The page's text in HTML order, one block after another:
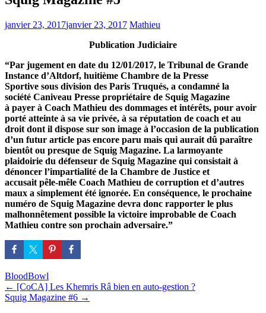
janvier 23, 2017janvier 23, 2017 Mathieu
Publication Judiciaire
“Par jugement en date du 12/01/2017, le Tribunal de Grande
Instance d’Altdorf, huitième Chambre de la Presse
Sportive sous division des Paris Truqués, a condamné la
société Caniveau Presse propriétaire de Squig Magazine
à payer à Coach Mathieu des dommages et intérêts, pour avoir
porté atteinte à sa vie privée, à sa réputation de coach et au
droit dont il dispose sur son image à l’occasion de la publication
d’un futur article pas encore paru mais qui aurait dû paraître
bientôt ou presque de Squig Magazine. La larmoyante
plaidoirie du défenseur de Squig Magazine qui consistait à
dénoncer l’impartialité de la Chambre de Justice et
accusait pêle-mêle Coach Mathieu de corruption et d’autres
maux a simplement été ignorée. En conséquence, le prochaine
numéro de Squig Magazine devra donc rapporter le plus
malhonnêtement possible la victoire improbable de Coach
Mathieu contre son prochain adversaire.”
BloodBowl
Post
navigation
← [CoCA] Les Khemris Râ bien en auto-gestion ?
Squig Magazine #6 →